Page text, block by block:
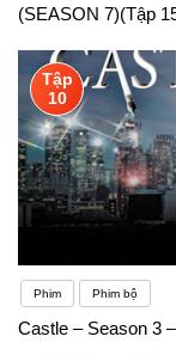
(SEASON 7)(Tập
Tập
10
Phim Phim bộ
Castle – Season 3